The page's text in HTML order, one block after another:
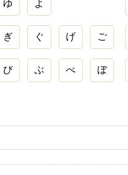
ゆ よ
ぎ ぐ げ ご
び ぶ べ ぼ